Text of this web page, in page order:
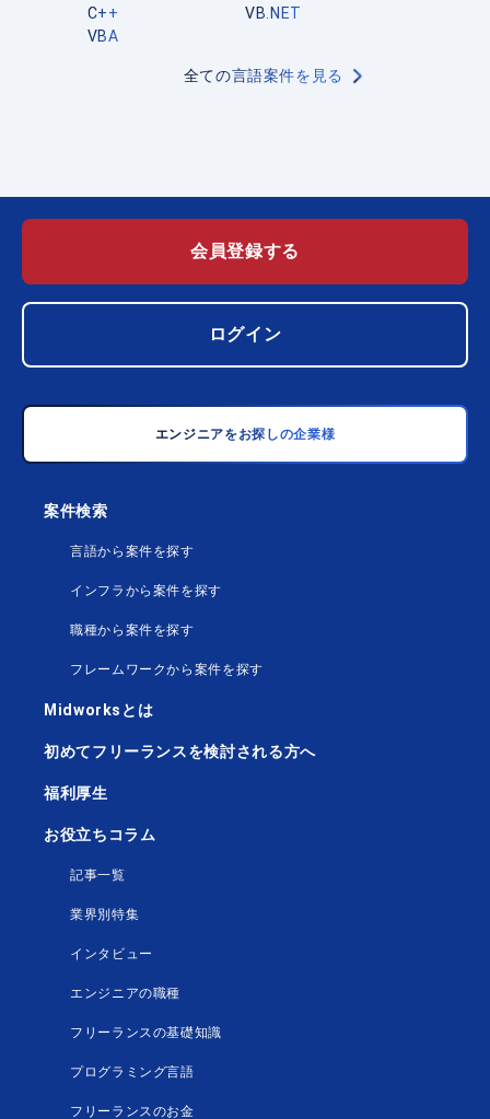
C++
VB.NET
VBA
全ての言語案件を見る
会員登録する
ログイン
エンジニアをお探しの企業様
案件検索
言語から案件を探す
インフラから案件を探す
職種から案件を探す
フレームワークから案件を探す
Midworksとは
初めてフリーランスを検討される方へ
福利厚生
お役立ちコラム
記事一覧
業界別特集
インタビュー
エンジニアの職種
フリーランスの基礎知識
プログラミング言語
フリーランスのお金